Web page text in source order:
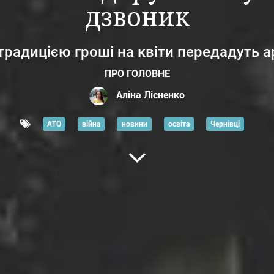
дзвоник
гроші на квіти передадуть
ПРО ГОЛОВНЕ
Аліна Лісненко
АТО війна новини освіта Чернівці